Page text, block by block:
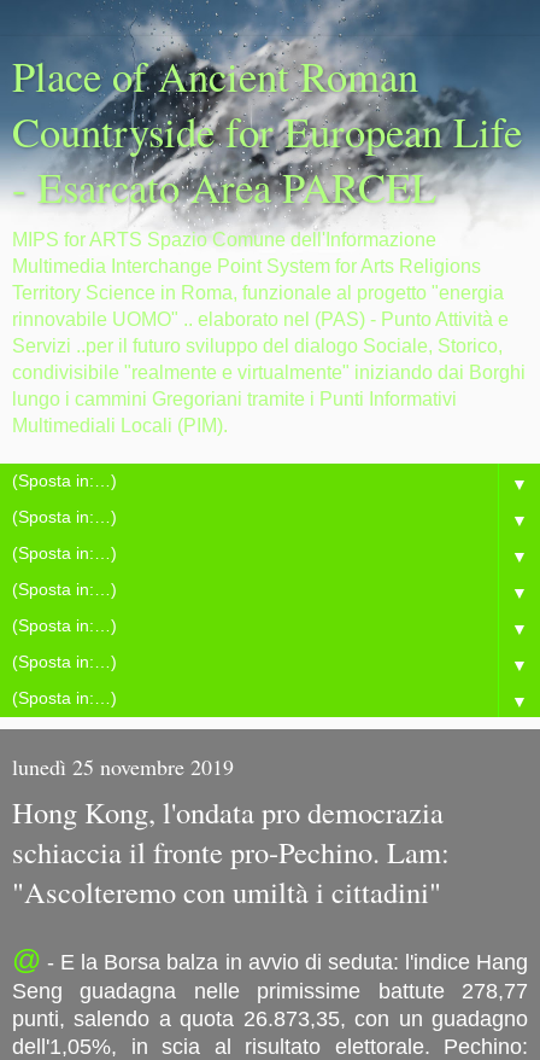
Place of Ancient Roman
Countryside for European Life
- Esarcato Area PARCEL
MIPS for ARTS Spazio Comune dell'Informazione
Multimedia Interchange Point System for Arts Religions
Territory Science in Roma, funzionale al progetto "energia
rinnovabile UOMO" .. elaborato nel (PAS) - Punto Attività e
Servizi ..per il futuro sviluppo del dialogo Sociale, Storico,
condivisibile "realmente e virtualmente" iniziando dai Borghi
lungo i cammini Gregoriani tramite i Punti Informativi
Multimediali Locali (PIM).
▼
▼
▼
▼
▼
▼
▼
lunedì 25 novembre 2019
Hong Kong, l'ondata pro democrazia
schiaccia il fronte pro-Pechino. Lam:
"Ascolteremo con umiltà i cittadini"
@ - E la Borsa balza in avvio di seduta: l'indice Hang
Seng guadagna nelle primissime battute 278,77
punti, salendo a quota 26.873,35, con un guadagno
dell'1,05%, in scia al risultato elettorale. Pechino: